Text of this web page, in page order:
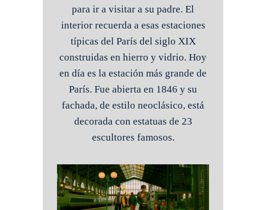
para ir a visitar a su padre. El
interior recuerda a esas estaciones
típicas del París del siglo XIX
construidas en hierro y vidrio. Hoy
en día es la estación más grande de
París. Fue abierta en 1846 y su
fachada, de estilo neoclásico, está
decorada con estatuas de 23
escultores famosos.